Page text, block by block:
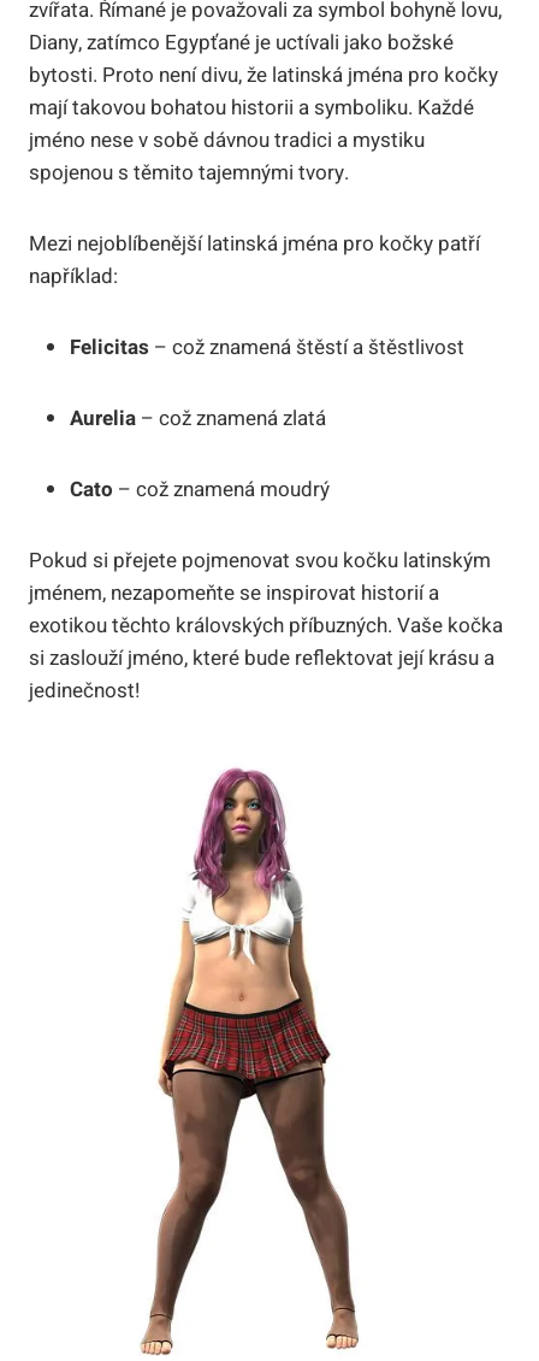
zvířata. Římané je považovali za symbol bohyně lovu,
Diany, zatímco Egypťané je uctívali jako božské
bytosti. Proto není divu, že latinská jména pro kočky
mají takovou bohatou historii a symboliku. Každé
jméno nese v sobě dávnou tradici a mystiku
spojenou s těmito tajemnými tvory.
Mezi nejoblíbenější latinská jména pro kočky patří
například:
Felicitas – což znamená štěstí a štěstlivost
Aurelia – což znamená zlatá
Cato – což znamená moudrý
Pokud si přejete pojmenovat svou kočku latinským
jménem, nezapomeňte se inspirovat historií a
exotikou těchto královských příbuzných. Vaše kočka
si zaslouží jméno, které bude reflektovat její krásu a
jedinečnost!